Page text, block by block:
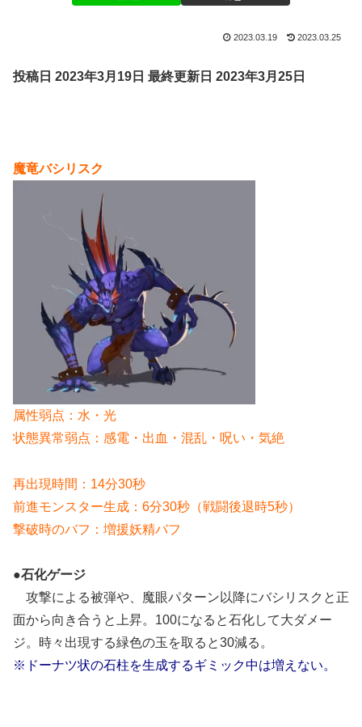
2023.03.19 2023.03.25
投稿日 2023年3月19日 最終更新日 2023年3月25日
魔竜バシリスク
属性弱点：水・光
状態異常弱点：感電・出血・混乱・呪い・気絶
再出現時間：14分30秒
前進モンスター生成：6分30秒（戦闘後退時5秒）
撃破時のバフ：増援妖精バフ
●石化ゲージ
攻撃による被弾や、魔眼パターン以降にバシリスクと正
面から向き合うと上昇。100になると石化して大ダメー
ジ。時々出現する緑色の玉を取ると30減る。
※ドーナツ状の石柱を生成するギミック中は増えない。